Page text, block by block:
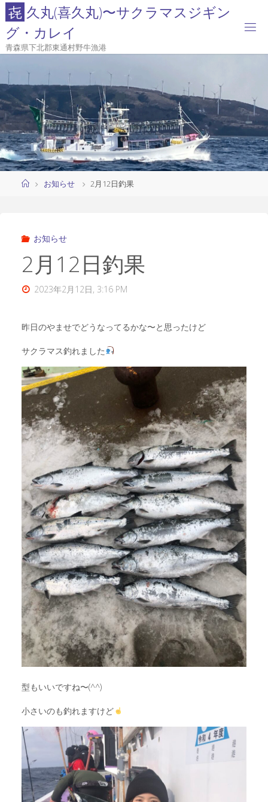
ン
テ
ン
へ
ス
キ
ッ
プ
㐂 久丸(喜久丸)〜サク ラマスジギン
グ・ カ レイ
青森県下北郡東通村野牛漁港
ホ
お知らせ 2月12日釣果
お知らせ
2月12日釣果
2023年2月12日, 3:16 PM
昨日のやませでどうなってるかな〜と思ったけど
サクラマス釣れました
型もいいですね〜(^^)
小さいのも釣れますけど